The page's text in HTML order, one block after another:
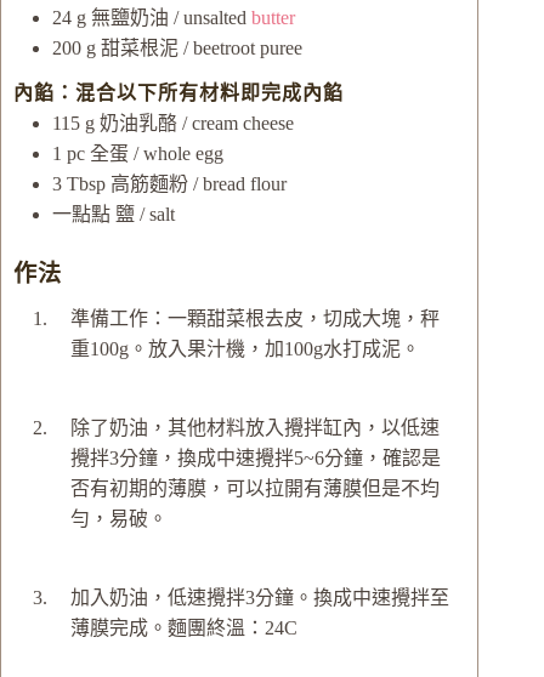
24 g 無鹽奶油 / unsalted butter
200 g 甜菜根泥 / beetroot puree
內餡：混合以下所有材料即完成內餡
115 g 奶油乳酪 / cream cheese
1 pc 全蛋 / whole egg
3 Tbsp 高筋麵粉 / bread flour
一點點 鹽 / salt
作法
準備工作：一顆甜菜根去皮，切成大塊，秤
重100g。放入果汁機，加100g水打成泥。
除了奶油，其他材料放入攪拌缸內，以低速
攪拌3分鐘，換成中速攪拌5~6分鐘，確認是
否有初期的薄膜，可以拉開有薄膜但是不均
勻，易破。
加入奶油，低速攪拌3分鐘。換成中速攪拌至
薄膜完成。麵團終溫：24C